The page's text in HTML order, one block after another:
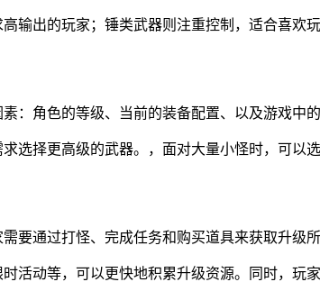
输出的玩家；锤类武器则注重控制，适合喜欢
：角色的等级、当前的装备配置、以及游戏中
选择更高级的武器。，面对大量小怪时，可以
要通过打怪、完成任务和购买道具来获取升级
活动等，可以更快地积累升级资源。同时，玩